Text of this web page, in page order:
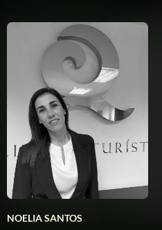
NOELIA SANTOS